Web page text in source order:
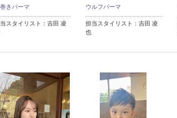
きパーマ
スタイリスト：吉田 凌
ウルフパーマ
担当スタイリスト：吉田 凌
也